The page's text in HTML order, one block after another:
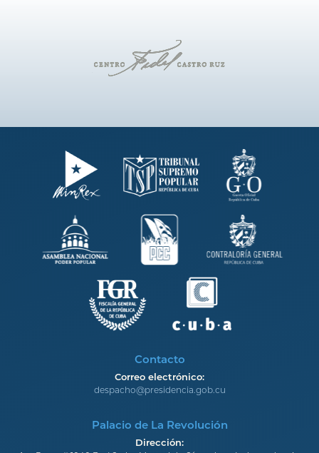
Contacto
Correo electrónico:
despacho@presidencia.gob.cu
Palacio de La Revolución
Dirección: